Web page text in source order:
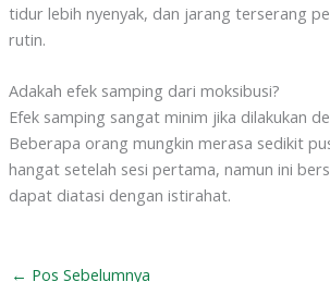
tidur lebih nyenyak, dan jarang terserang
rutin.
Adakah efek samping dari moksibusi?
Efek samping sangat minim jika dilakukan
Beberapa orang mungkin merasa sedikit
hangat setelah sesi pertama, namun ini
dapat diatasi dengan istirahat.
← Pos Sebelumnya